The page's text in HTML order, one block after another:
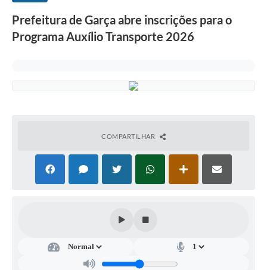
LEGISLAÇÃO
Memorial Santa Saustina
CENTRAL DE ATENDIMENTO
Pré-Cadastro de Vacinação Antirrábica
Prefeitura de Garça abre inscrições para o
Programa Auxílio Transporte 2026
COMPARTILHAR